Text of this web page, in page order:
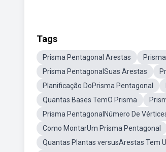
Tags
Prisma Pentagonal Arestas
Prisma PentagonalSuas Arestas
Planificação DoPrisma Pentagonal
Quantas Bases TemO Prisma
Prisma PentagonalNúmero De
Como MontarUm Prisma Pentagonal
Quantas Plantas versusArestas Tem